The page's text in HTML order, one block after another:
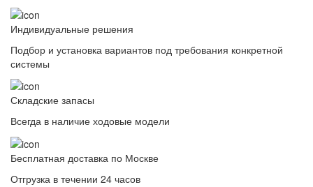
Индивидуальные решения
Подбор и установка вариантов под требования конкретной
системы
Складские запасы
Всегда в наличие ходовые модели
Бесплатная доставка по Москве
Отгрузка в течении 24 часов